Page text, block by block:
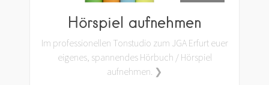
Hörspiel aufnehmen
Im professionellen Tonstudio zum JGA Erfurt euer
eigenes, spannendes Hörbuch / Hörspiel
aufnehmen. ❯